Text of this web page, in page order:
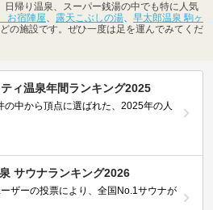
日帰り温泉、スーパー銭湯の中でも特に人気
お宿陣屋、 露天こぶしの湯、 早太郎温泉 駒ヶ
の施設です。ぜひ一度は足を運んでみてくだ
ィ温泉年間ランキング2025
の中から頂点に選ばれた、2025年の人
サウナランキング2026
ザーの投票により、全国No.1サウナが